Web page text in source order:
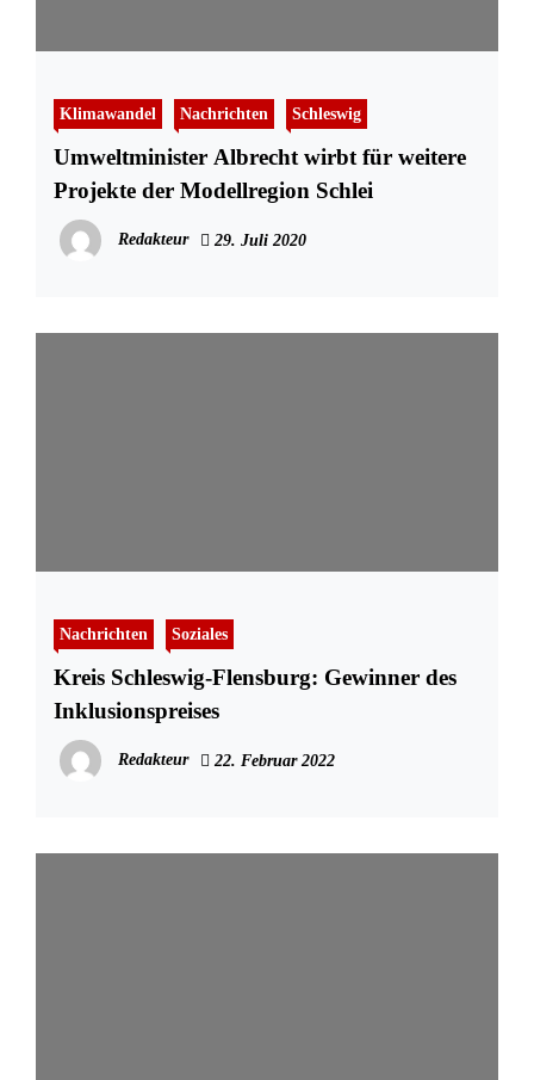
Klimawandel Nachrichten Schleswig
Umweltminister Albrecht wirbt für weitere
Projekte der Modellregion Schlei
Redakteur 29. Juli 2020
Nachrichten Soziales
Kreis Schleswig-Flensburg: Gewinner des
Inklusionspreises
Redakteur 22. Februar 2022